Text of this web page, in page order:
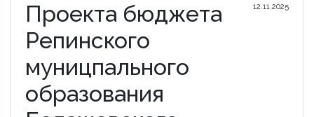
Проекта бюджета
Репинского
муницпального
образования
12.11.2025